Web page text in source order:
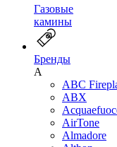
Газовые
камины
Бренды
A
ABC
ABX
AirTone
Almadore